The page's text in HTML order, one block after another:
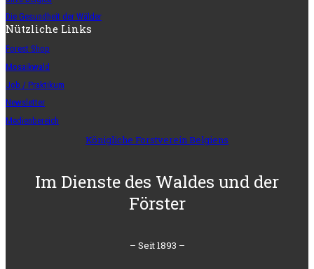
Die Gesundheit der Wälder
Nützliche Links
Forest Shop
Mosaikwald
Job / Praktikum
Newsletter
Medienbereich
Königliche Forstverein Belgiens
Im Dienste des Waldes und der
Förster
– Seit 1893 –